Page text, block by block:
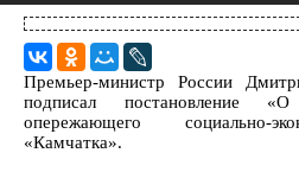
Премьер-министр России
подписал постановление
опережающего социально-
«Камчатка».